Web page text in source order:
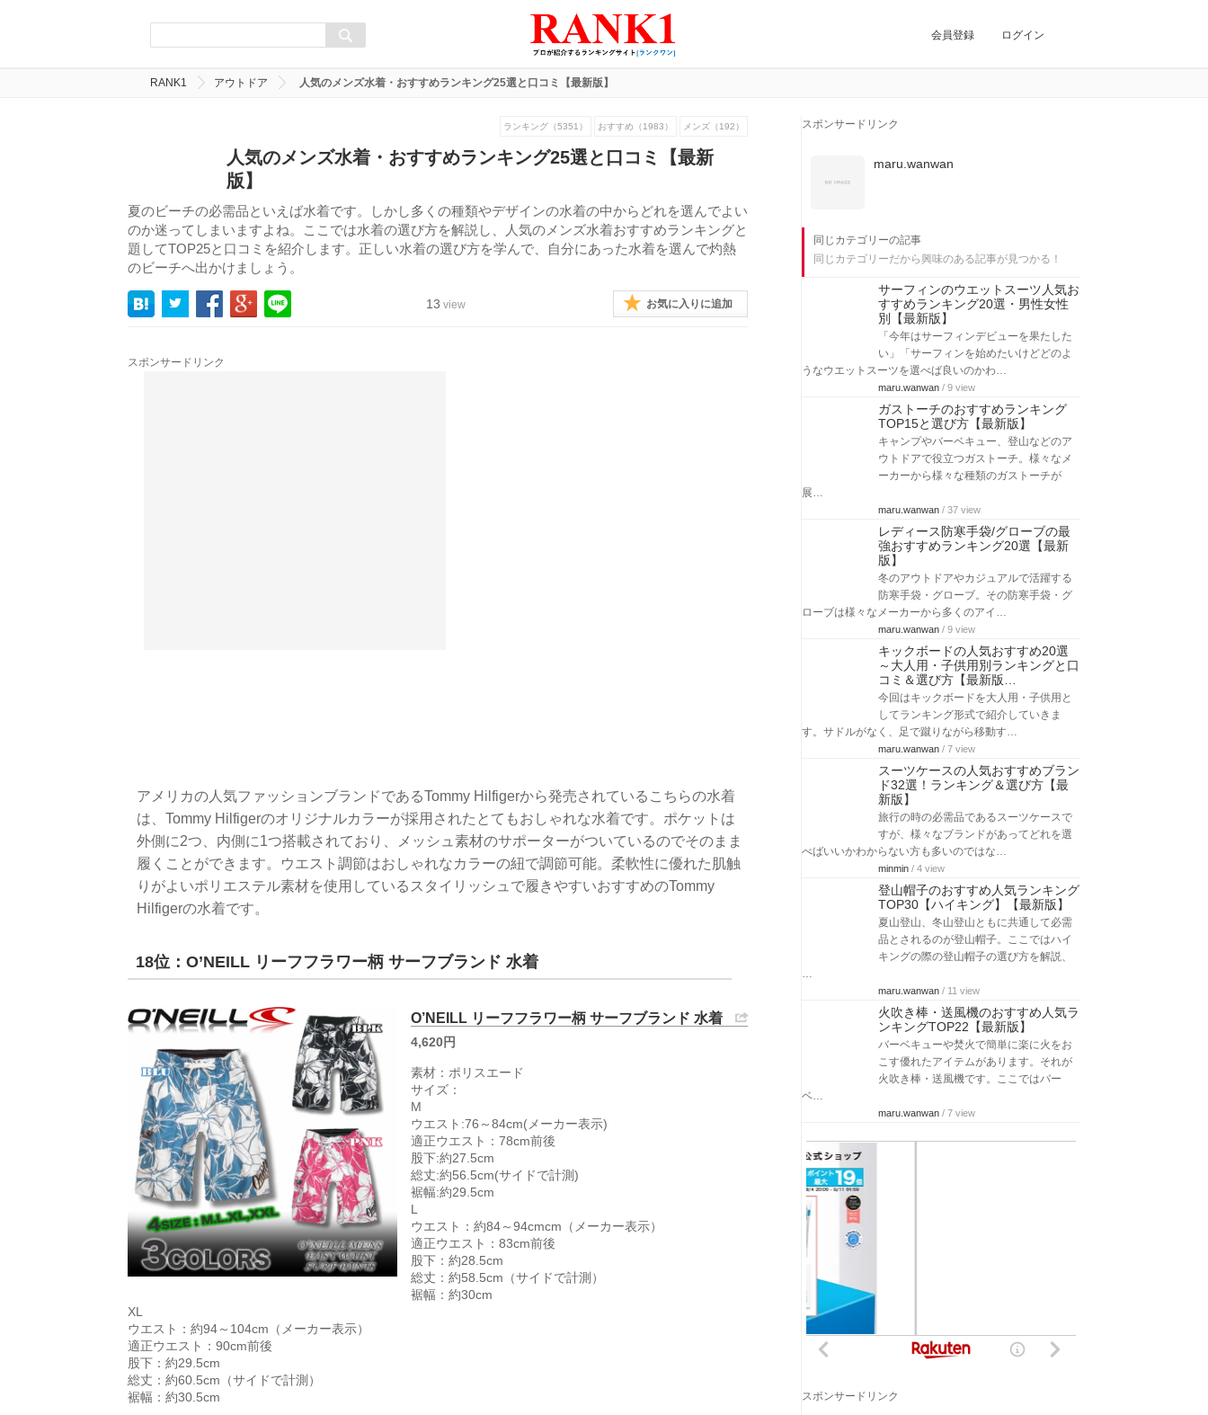
会員登録 ログイン
RANK1 アウトドア 人気のメンズ水着・おすすめランキング25選と口コミ【最新版】
ランキング（5351） おすすめ（1983） メンズ（192）
人気のメンズ水着・おすすめランキング25選と口コミ【最新
版】
夏のビーチの必需品といえば水着です。しかし多くの種類やデザインの水着の中からどれを選んでよい
のか迷ってしまいますよね。ここでは水着の選び方を解説し、人気のメンズ水着おすすめランキングと
題してTOP25と口コミを紹介します。正しい水着の選び方を学んで、自分にあった水着を選んで灼熱
のビーチへ出かけましょう。
13 view お気に入りに追加
スポンサードリンク
アメリカの人気ファッションブランドであるTommy Hilfigerから発売されているこちらの水着
は、Tommy Hilfigerのオリジナルカラーが採用されたとてもおしゃれな水着です。ポケットは
外側に2つ、内側に1つ搭載されており、メッシュ素材のサポーターがついているのでそのまま
履くことができます。ウエスト調節はおしゃれなカラーの紐で調節可能。柔軟性に優れた肌触
りがよいポリエステル素材を使用しているスタイリッシュで履きやすいおすすめのTommy
Hilfigerの水着です。
18位：O’NEILL リーフフラワー柄 サーフブランド 水着
O’NEILL リーフフラワー柄 サーフブランド 水着
4,620円
素材：ポリスエード
サイズ：
M
ウエスト:76～84cm(メーカー表示)
適正ウエスト：78cm前後
股下:約27.5cm
総丈:約56.5cm(サイドで計測)
裾幅:約29.5cm
L
ウエスト：約84～94cmcm（メーカー表示）
適正ウエスト：83cm前後
股下：約28.5cm
総丈：約58.5cm（サイドで計測）
裾幅：約30cm
XL
ウエスト：約94～104cm（メーカー表示）
適正ウエスト：90cm前後
股下：約29.5cm
総丈：約60.5cm（サイドで計測）
裾幅：約30.5cm
スポンサードリンク
maru.wanwan
同じカテゴリーの記事
同じカテゴリーだから興味のある記事が見つかる！
サーフィンのウエットスーツ人気お
すすめランキング20選・男性女性
別【最新版】
「今年はサーフィンデビューを果たした
い」「サーフィンを始めたいけどどのよ
うなウエットスーツを選べば良いのかわ…
maru.wanwan / 9 view
ガストーチのおすすめランキング
TOP15と選び方【最新版】
キャンプやバーベキュー、登山などのア
ウトドアで役立つガストーチ。様々なメ
ーカーから様々な種類のガストーチが
展…
maru.wanwan / 37 view
レディース防寒手袋/グローブの最
強おすすめランキング20選【最新
版】
冬のアウトドアやカジュアルで活躍する
防寒手袋・グローブ。その防寒手袋・グ
ローブは様々なメーカーから多くのアイ…
maru.wanwan / 9 view
キックボードの人気おすすめ20選
～大人用・子供用別ランキングと口
コミ＆選び方【最新版…
今回はキックボードを大人用・子供用と
してランキング形式で紹介していきま
す。サドルがなく、足で蹴りながら移動す…
maru.wanwan / 7 view
スーツケースの人気おすすめブラン
ド32選！ランキング＆選び方【最
新版】
旅行の時の必需品であるスーツケースで
すが、様々なブランドがあってどれを選
べばいいかわからない方も多いのではな…
minmin / 4 view
登山帽子のおすすめ人気ランキング
TOP30【ハイキング】【最新版】
夏山登山、冬山登山ともに共通して必需
品とされるのが登山帽子。ここではハイ
キングの際の登山帽子の選び方を解説、
…
maru.wanwan / 11 view
火吹き棒・送風機のおすすめ人気ラ
ンキングTOP22【最新版】
バーベキューや焚火で簡単に楽に火をお
こす優れたアイテムがあります。それが
火吹き棒・送風機です。ここではバー
ベ…
maru.wanwan / 7 view
スポンサードリンク